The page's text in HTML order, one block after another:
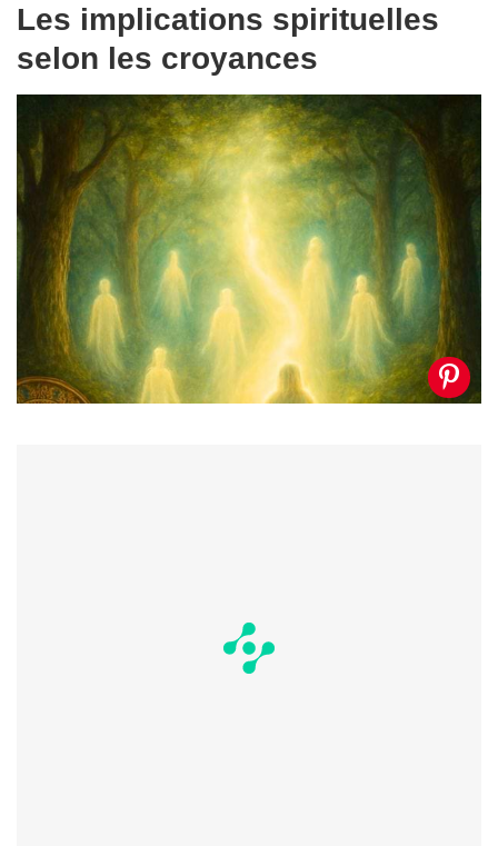
Les implications spirituelles
selon les croyances